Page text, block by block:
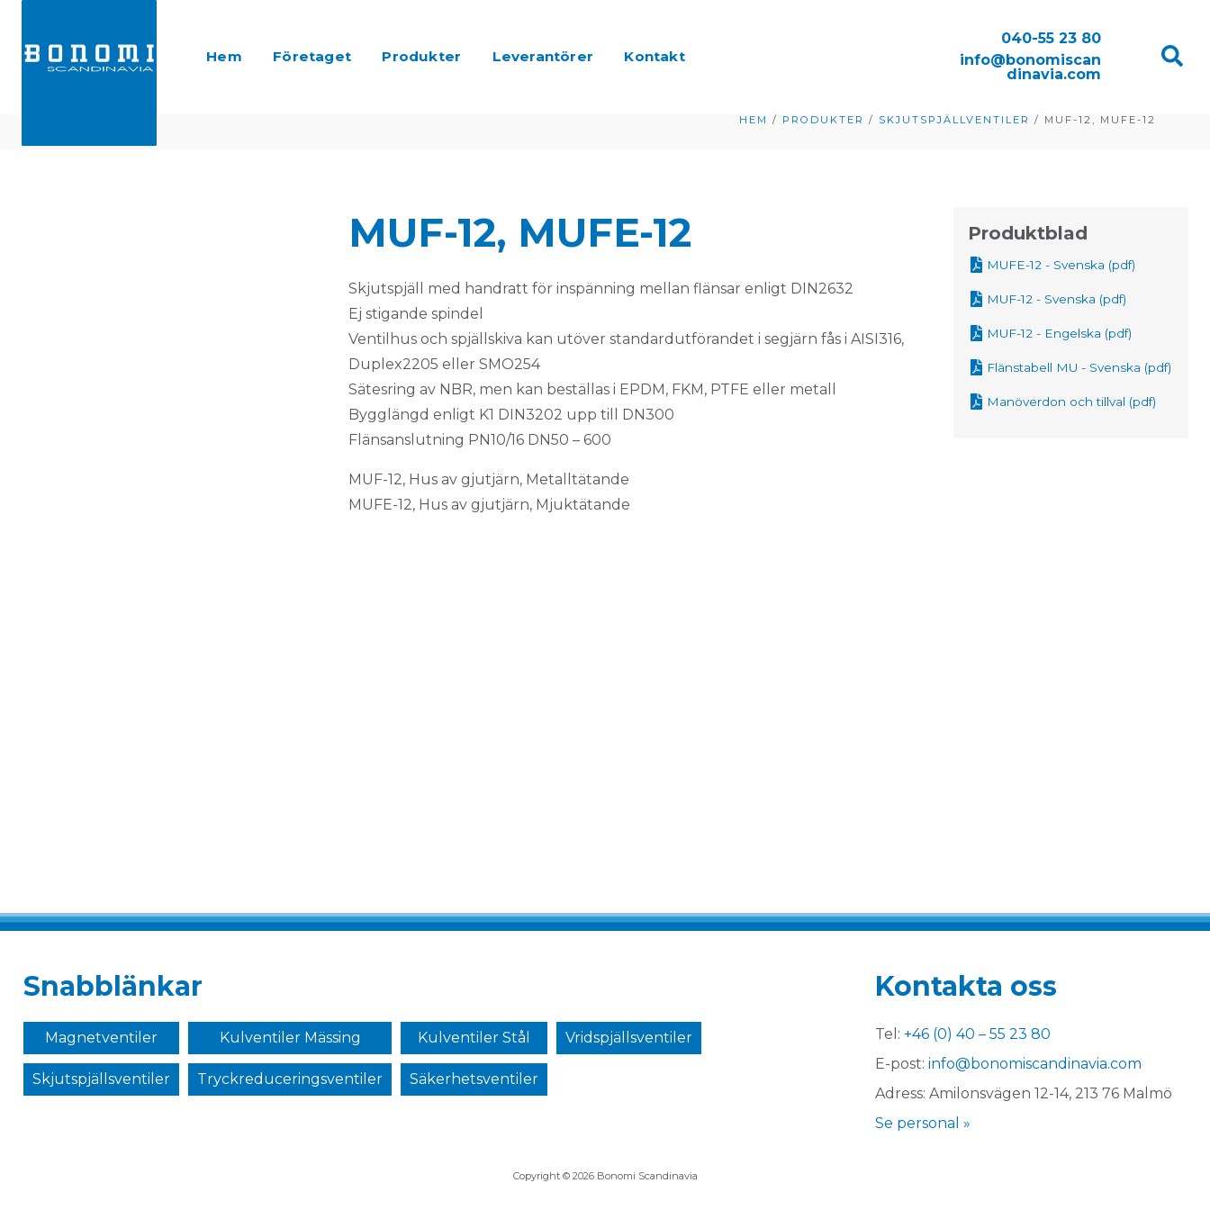
Hem Företaget Produkter Leverantörer Kontakt
040-55 23 80
info@bonomiscan
dinavia.com
HEM / PRODUKTER / SKJUTSPJÄLLVENTILER / MUF-12, MUFE-12
MUF-12, MUFE-12
Skjutspjäll med handratt för inspänning mellan flänsar enligt DIN2632
Ej stigande spindel
Ventilhus och spjällskiva kan utöver standardutförandet i segjärn fås i AISI316,
Duplex2205 eller SMO254
Sätesring av NBR, men kan beställas i EPDM, FKM, PTFE eller metall
Bygglängd enligt K1 DIN3202 upp till DN300
Flänsanslutning PN10/16 DN50 – 600
MUF-12, Hus av gjutjärn, Metalltätande
MUFE-12, Hus av gjutjärn, Mjuktätande
Produktblad
MUFE-12 - Svenska (pdf)
MUF-12 - Svenska (pdf)
MUF-12 - Engelska (pdf)
Flänstabell MU - Svenska (pdf)
Manöverdon och tillval (pdf)
Snabblänkar
Magnetventiler Kulventiler Mässing Kulventiler Stål Vridspjällsventiler
Skjutspjällsventiler Tryckreduceringsventiler Säkerhetsventiler
Kontakta oss
Tel: +46 (0) 40 – 55 23 80
E-post: info@bonomiscandinavia.com
Adress: Amilonsvägen 12-14, 213 76 Malmö
Se personal »
Copyright © 2026 Bonomi Scandinavia